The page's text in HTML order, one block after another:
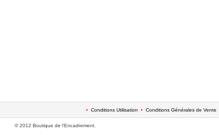
• Conditions Utilisation • Conditions Générales de Vente
© 2012 Boutique de l'Encadrement.